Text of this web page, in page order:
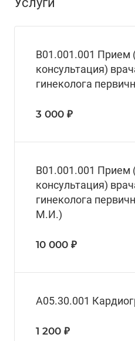
B01.001.001 Прием
консультация)
гинеколога
3 000 ₽
В01.001.001 Прием
консультация)
гинеколога
М.И.)
10 000 ₽
А05.30.001
1 200 ₽